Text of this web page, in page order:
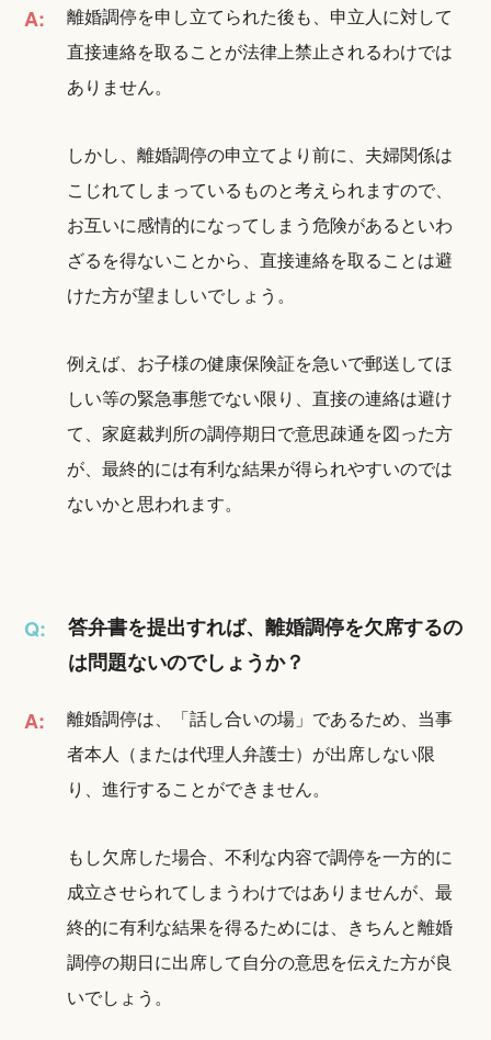
A:
離婚調停を申し立てられた後も、申立人に対して
直接連絡を取ることが法律上禁止されるわけでは
ありません。
しかし、離婚調停の申立てより前に、夫婦関係は
こじれてしまっているものと考えられますので、
お互いに感情的になってしまう危険があるといわ
ざるを得ないことから、直接連絡を取ることは避
けた方が望ましいでしょう。
例えば、お子様の健康保険証を急いで郵送してほ
しい等の緊急事態でない限り、直接の連絡は避け
て、家庭裁判所の調停期日で意思疎通を図った方
が、最終的には有利な結果が得られやすいのでは
ないかと思われます。
Q:
答弁書を提出すれば、離婚調停を欠席するの
は問題ないのでしょうか？
A:
離婚調停は、「話し合いの場」であるため、当事
者本人（または代理人弁護士）が出席しない限
り、進行することができません。
もし欠席した場合、不利な内容で調停を一方的に
成立させられてしまうわけではありませんが、最
終的に有利な結果を得るためには、きちんと離婚
調停の期日に出席して自分の意思を伝えた方が良
いでしょう。